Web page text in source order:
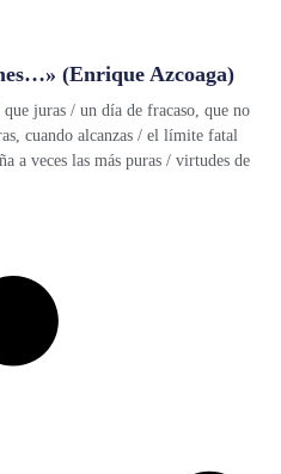
(Enrique Azcoaga)
juras / un día de fracaso, que no
cuando alcanzas / el límite fatal
a veces las más puras / virtudes de